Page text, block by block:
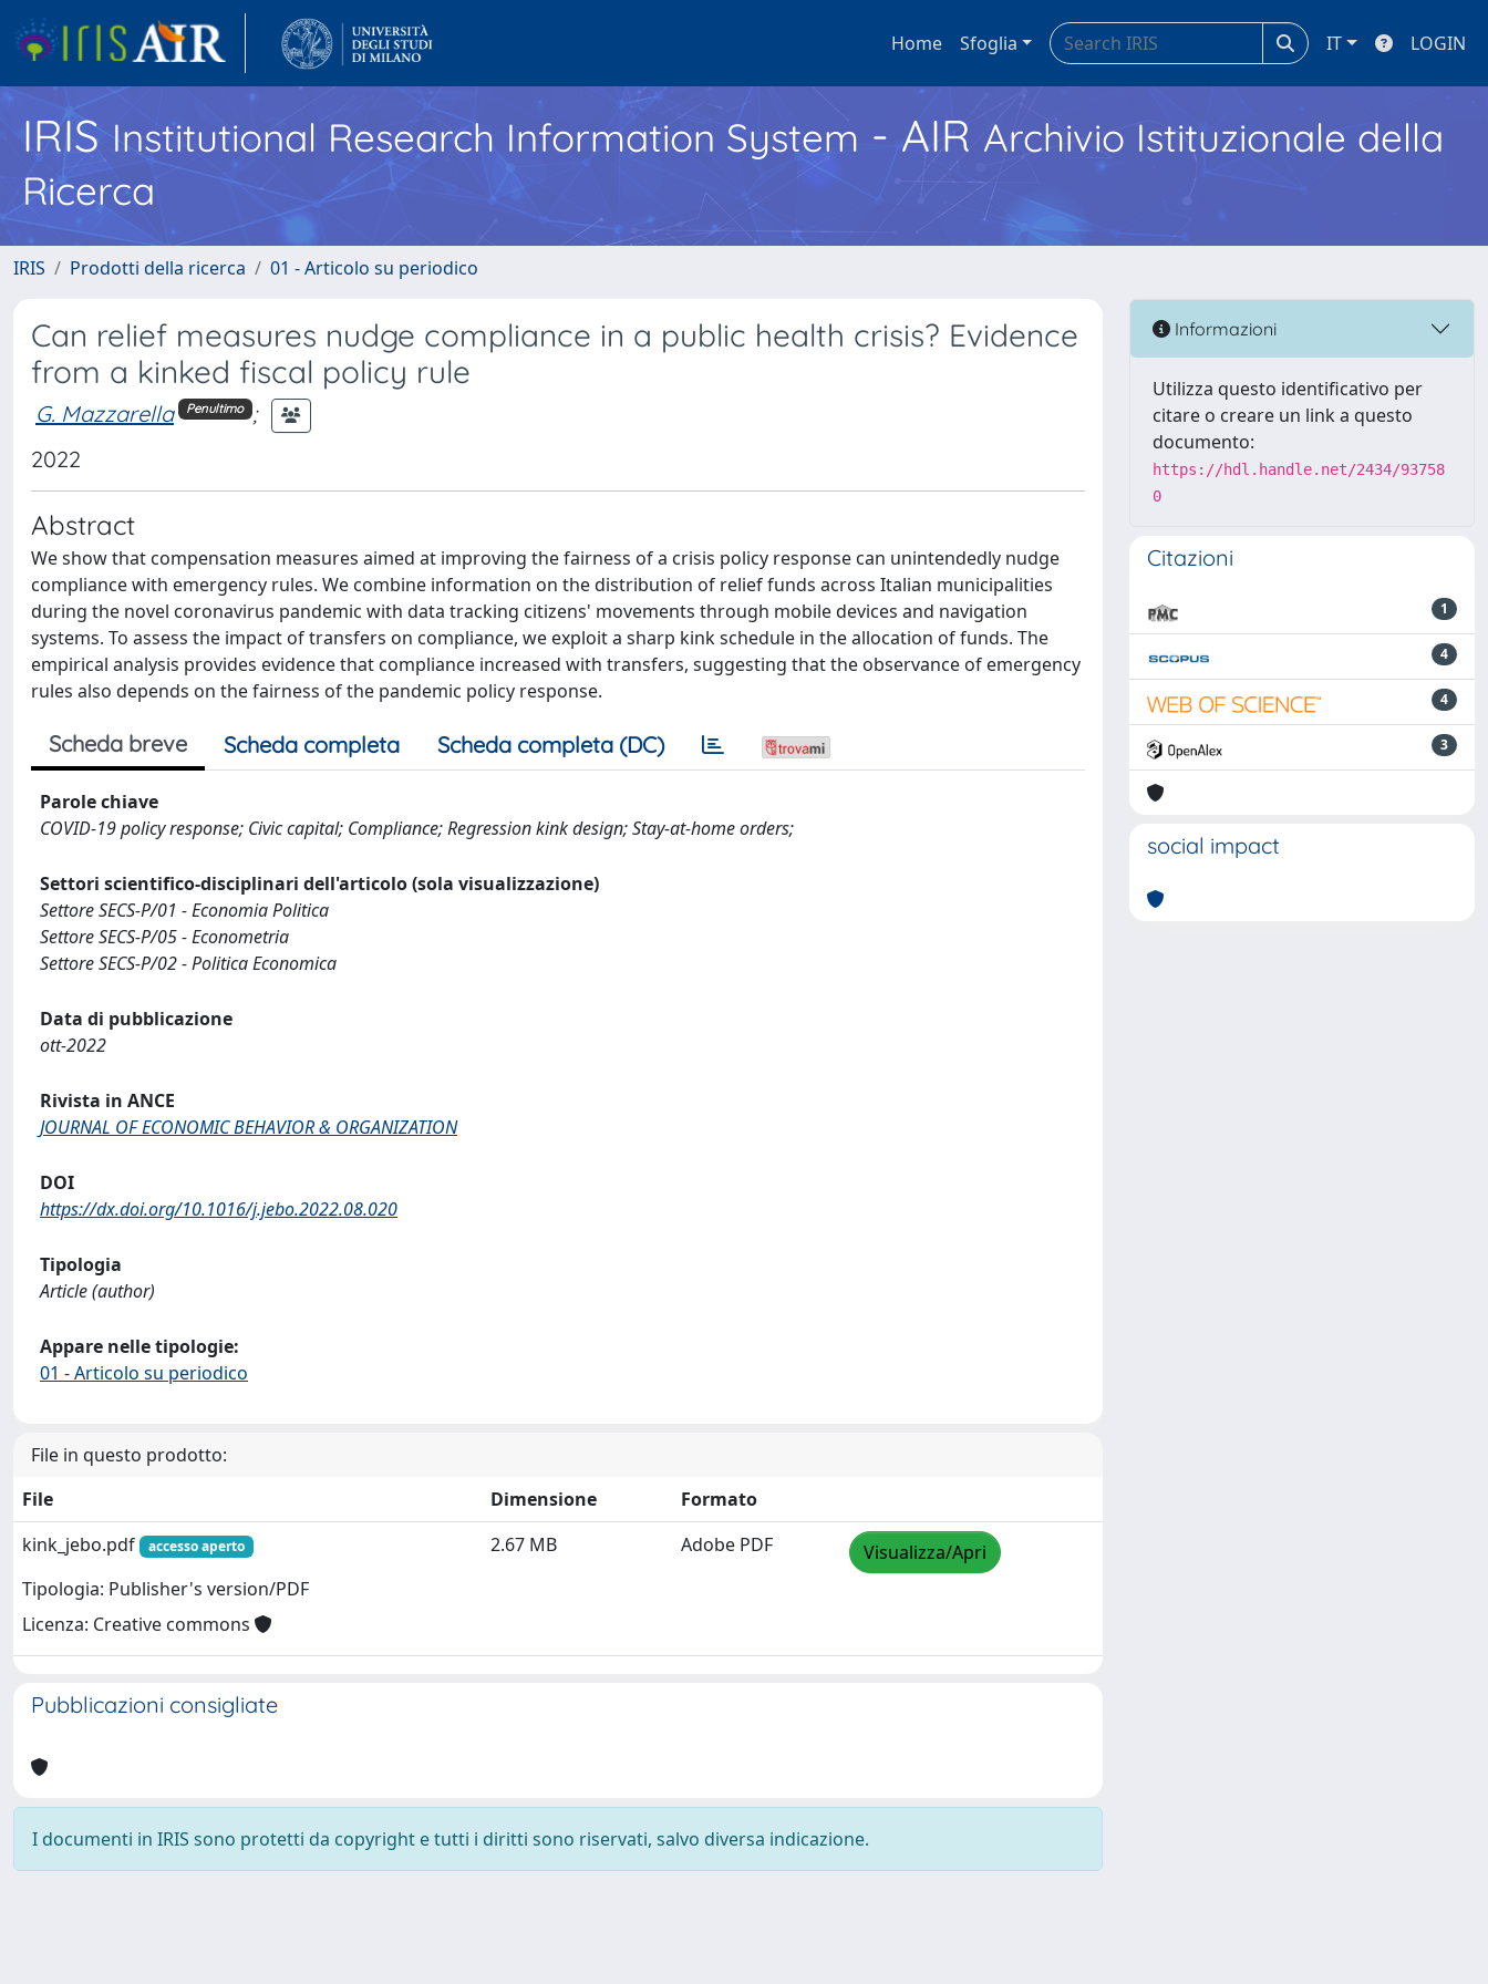
Home Sfoglia IT LOGIN
IRISInstitutional Research Information System - AIR Archivio Istituzionale della
Ricerca
IRIS Prodotti della ricerca 01 - Articolo su periodico
Can relief measures nudge compliance in a public health crisis? Evidence
from a kinked fiscal policy rule
G. Mazzarella Penultimo ;
2022
Abstract
We show that compensation measures aimed at improving the fairness of a crisis policy response can unintendedly nudge
compliance with emergency rules. We combine information on the distribution of relief funds across Italian municipalities
during the novel coronavirus pandemic with data tracking citizens' movements through mobile devices and navigation
systems. To assess the impact of transfers on compliance, we exploit a sharp kink schedule in the allocation of funds. The
empirical analysis provides evidence that compliance increased with transfers, suggesting that the observance of emergency
rules also depends on the fairness of the pandemic policy response.
Scheda breve Scheda completa Scheda completa (DC)
Parole chiave
COVID-19 policy response; Civic capital; Compliance; Regression kink design; Stay-at-home orders;
Settori scientifico-disciplinari dell'articolo (sola visualizzazione)
Settore SECS-P/01 - Economia Politica
Settore SECS-P/05 - Econometria
Settore SECS-P/02 - Politica Economica
Data di pubblicazione
ott-2022
Rivista in ANCE
JOURNAL OF ECONOMIC BEHAVIOR & ORGANIZATION
DOI
https://dx.doi.org/10.1016/j.jebo.2022.08.020
Tipologia
Article (author)
Appare nelle tipologie:
01 - Articolo su periodico
File in questo prodotto:
File
Dimensione
Formato
kink_jebo.pdf
accesso aperto
Tipologia: Publisher's version/PDF
Licenza: Creative commons
2.67 MB Adobe PDF Visualizza/Apri
Pubblicazioni consigliate
I documenti in IRIS sono protetti da copyright e tutti i diritti sono riservati, salvo diversa indicazione.
Informazioni
Utilizza questo identificativo per
citare o creare un link a questo
documento:
https://hdl.handle.net/2434/93758
0
Citazioni
1
4
4
3
social impact